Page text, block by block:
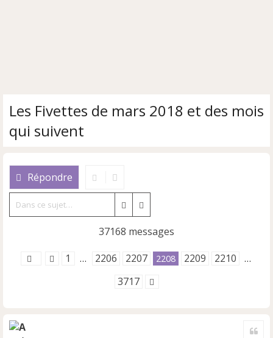
Les Fivettes de mars 2018 et des mois
qui suivent
Répondre
Rechercher
37168 messages
1 … 2206 2207 2208 2209 2210 …
3717